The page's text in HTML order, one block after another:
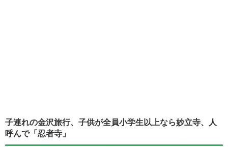
子連れの金沢旅行、子供が全員小学生以上なら妙立寺、人
呼んで「忍者寺」